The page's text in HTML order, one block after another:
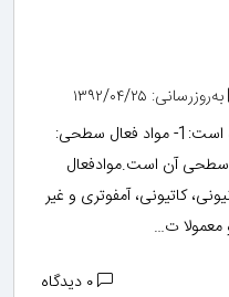
به‌روزرسانی: ۱۳۹۲/۰۴/۲۵
شامپو از دو قسمت عمده تشکیل شده است:1- مواد فعال سطحی:
سطحی آن است.موادفعال
کاتیونی، آمفوتری و غیر
معمولا ت…